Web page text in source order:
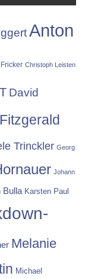
Anton
Christoph Leisten
David
Fitzgerald
Trinckler Georg
Johann
Bulla Karsten Paul
Melanie
Michael